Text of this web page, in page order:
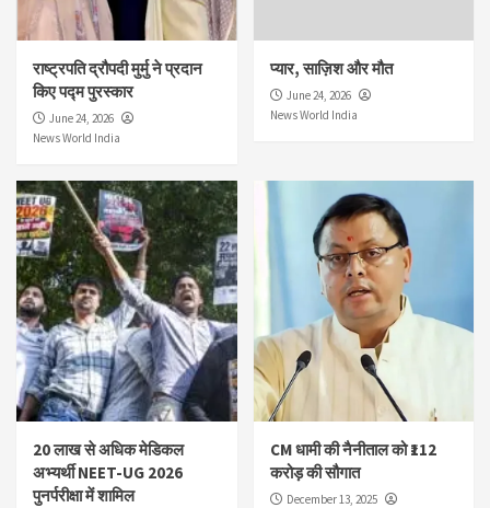
राष्ट्रपति द्रौपदी मुर्मु ने प्रदान
किए पद्म पुरस्कार
June 24, 2026
News World India
प्यार, साज़िश और मौत
June 24, 2026
News World India
20 लाख से अधिक मेडिकल
अभ्यर्थी NEET-UG 2026
पुनर्परीक्षा में शामिल
CM धामी की नैनीताल को ₹112
करोड़ की सौगात
December 13, 2025